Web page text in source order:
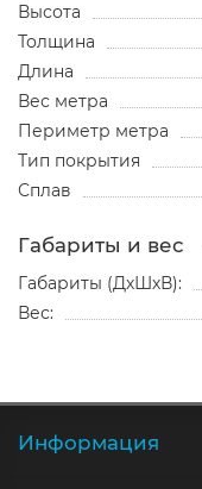
Высота
Толщина
Длина
Вес метра
Периметр метра
Тип покрытия
Сплав
Габариты и вес
Габариты (ДхШхВ):
Вес:
Информация